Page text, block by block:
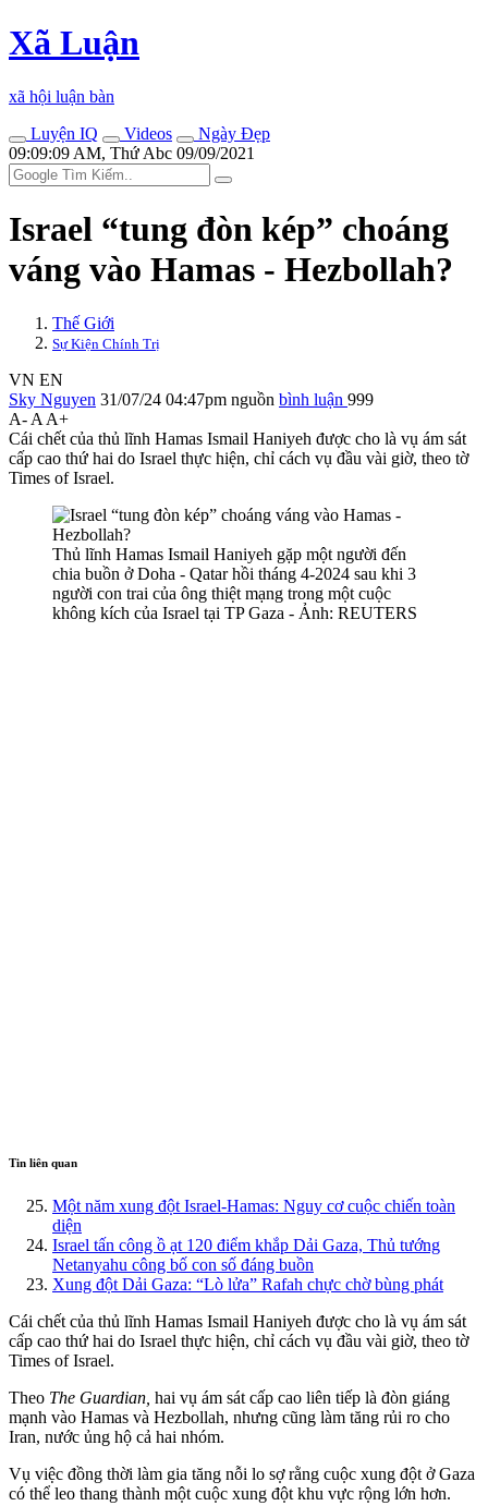
Xã Luận
xã hội luận bàn
Luyện IQ
Videos
Ngày Đẹp
09:09:09 AM, Thứ Abc 09/09/2021
Israel “tung đòn kép” choáng
váng vào Hamas - Hezbollah?
Thế Giới
Sự Kiện Chính Trị
VN EN
Sky Nguyen 31/07/24 04:47pm nguồn bình luận 999
A- A A+
Cái chết của thủ lĩnh Hamas Ismail Haniyeh được cho là vụ ám sát
cấp cao thứ hai do Israel thực hiện, chỉ cách vụ đầu vài giờ, theo tờ
Times of Israel.
Thủ lĩnh Hamas Ismail Haniyeh gặp một người đến
chia buồn ở Doha - Qatar hồi tháng 4-2024 sau khi 3
người con trai của ông thiệt mạng trong một cuộc
không kích của Israel tại TP Gaza - Ảnh: REUTERS
Tin liên quan
Một năm xung đột Israel-Hamas: Nguy cơ cuộc chiến toàn
diện
Israel tấn công ồ ạt 120 điểm khắp Dải Gaza, Thủ tướng
Netanyahu công bố con số đáng buồn
Xung đột Dải Gaza: “Lò lửa” Rafah chực chờ bùng phát
Cái chết của thủ lĩnh Hamas Ismail Haniyeh được cho là vụ ám sát
cấp cao thứ hai do Israel thực hiện, chỉ cách vụ đầu vài giờ, theo tờ
Times of Israel.
Theo The Guardian, hai vụ ám sát cấp cao liên tiếp là đòn giáng
mạnh vào Hamas và Hezbollah, nhưng cũng làm tăng rủi ro cho
Iran, nước ủng hộ cả hai nhóm.
Vụ việc đồng thời làm gia tăng nỗi lo sợ rằng cuộc xung đột ở Gaza
có thể leo thang thành một cuộc xung đột khu vực rộng lớn hơn.